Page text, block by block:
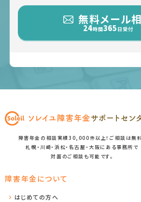
無料メール
24時間365 日受付
障害年金の相談実績30,000件以上！ご相談は無料
札幌・川崎・浜松・名古屋・大阪にある事務所で
対面のご相談も可能です。
障害年金について
はじめての方へ